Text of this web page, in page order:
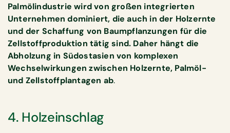
Palmölindustrie wird von großen integrierten
Unternehmen dominiert, die auch in der Holzernte
und der Schaffung von Baumpflanzungen für die
Zellstoffproduktion tätig sind. Daher hängt die
Abholzung in Südostasien von komplexen
Wechselwirkungen zwischen Holzernte, Palmöl-
und Zellstoffplantagen ab.
4. Holzeinschlag